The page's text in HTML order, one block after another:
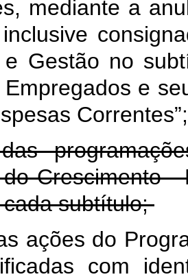
mediante a
Gestão no
e
Crescimento
cada subtítulo;
ações do
com